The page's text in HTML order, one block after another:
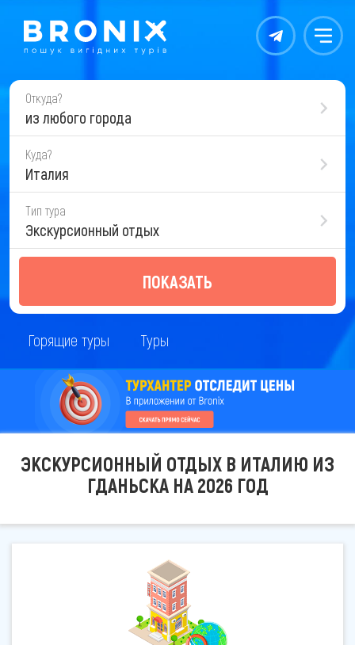
Контакты Меню
Откуда?
из любого города
Куда?
Италия
Тип тура
Экскурсионный отдых
ПОКАЗАТЬ
Горящие туры Туры
ЭКСКУРСИОННЫЙ ОТДЫХ В ИТАЛИЮ ИЗ
ГДАНЬСКА НА 2026 ГОД